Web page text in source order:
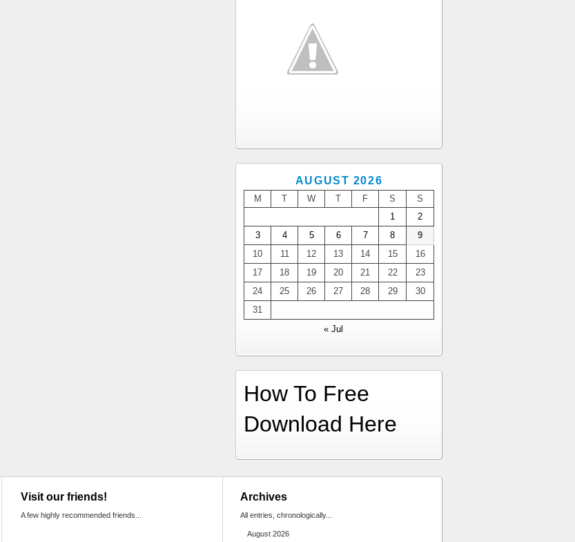
AUGUST 2026
M T W T F S
S
1
2
3
4 5 6 7 8
9
10
11 12 13 14 15
16
17
18 19 20 21 22
23
24
25 26 27 28 29
30
31
« Jul
How To Free
Download Here
Visit our friends!
A few highly recommended friends...
Archives
All entries, chronologically...
August 2026